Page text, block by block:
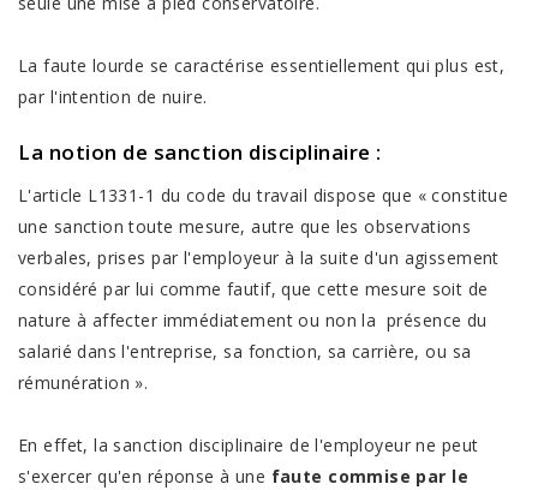
La faute lourde se caractérise essentiellement qui plus est,
par l'intention de nuire.
La notion de sanction disciplinaire :
L'article L1331-1 du code du travail dispose que « constitue
une sanction toute mesure, autre que les observations
verbales, prises par l'employeur à la suite d'un agissement
considéré par lui comme fautif, que cette mesure soit de
nature à affecter immédiatement ou non la présence du
salarié dans l'entreprise, sa fonction, sa carrière, ou sa
rémunération ».
En effet, la sanction disciplinaire de l'employeur ne peut
s'exercer qu'en réponse à une faute commise par le